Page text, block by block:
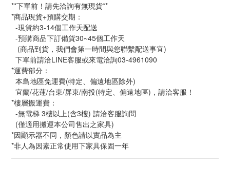
**下單前！請先洽詢有無現貨**
*商品現貨+預購交期：
  -現貨約3-14個工作天配送
  -預購商品下訂備貨30~45個工作天
   (商品到貨，我們會第一時間與您聯繫配送事宜)
  下單前請洽LINE客服或來電洽詢03-4961090
*運費部分：
  本島地區免運費(特定、偏遠地區除外)
  宜蘭/花蓮/台東/屏東/南投(特定、偏遠地區)，請洽客服！
*樓層搬運費：
  -無電梯 3樓以上(含3樓) 請洽客服詢問
  (僅適用搬運本公司售出之家具)
*因顯示器不同，顏色請以實品為主
*非人為因素正常使用下家具保固一年